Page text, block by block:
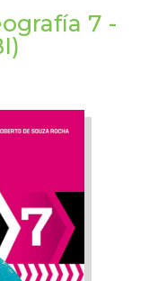
7 -